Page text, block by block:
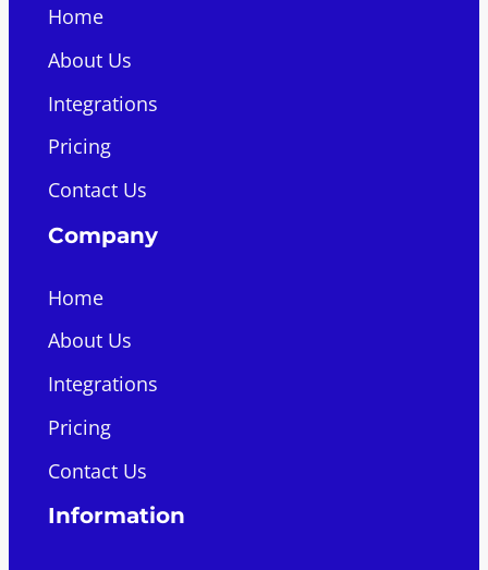
Home
About Us
Integrations
Pricing
Contact Us
Company
Home
About Us
Integrations
Pricing
Contact Us
Information